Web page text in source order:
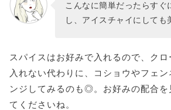
こんなに簡単だったらすぐ
し、アイスチャイにしても
スパイスはお好みで入れるので、ク
入れない代わりに、コショウやフェ
ンジしてみるのも◎。お好みの配合を
てくださいね。